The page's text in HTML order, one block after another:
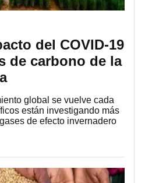
del COVID-19
de carbono de la
global se vuelve cada
están investigando más
de efecto invernadero